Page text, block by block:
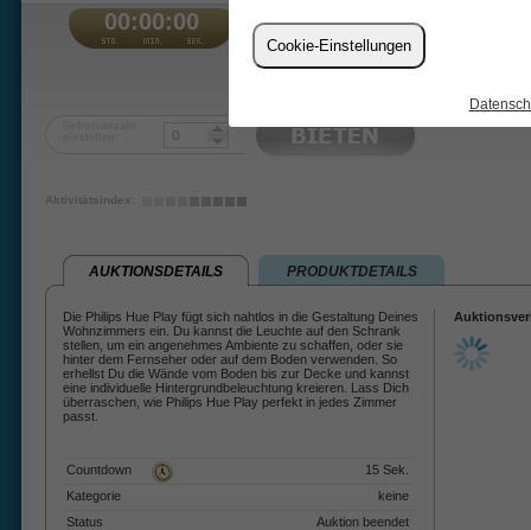
00:00:00 €
Aktivitätsindex:
AUKTIONSDETAILS PRODUKTDETAILS
Die Philips Hue Play fügt sich nahtlos in die Gestaltung Deines
Wohnzimmers ein. Du kannst die Leuchte auf den Schrank
stellen, um ein angenehmes Ambiente zu schaffen, oder sie
hinter dem Fernseher oder auf dem Boden verwenden. So
erhellst Du die Wände vom Boden bis zur Decke und kannst
eine individuelle Hintergrundbeleuchtung kreieren. Lass Dich
überraschen, wie Philips Hue Play perfekt in jedes Zimmer
passt.
Countdown
15 Sek.
Kategorie
keine
Status
Auktion beendet
Cookie-Einstellungen